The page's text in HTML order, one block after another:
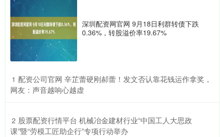
深圳配资网官网 9月18日利群转债下跌
0.36%，转股溢价率19.67%
1 ​配资公司官网 辛芷蕾硬刚郝蕾！发文否认靠花钱运作拿奖，
网友：声音越响心越虚
2 ​股票配资行情平台 机械冶金建材行业“中国工人大思政
课”暨“劳模工匠助企行”专项行动举办